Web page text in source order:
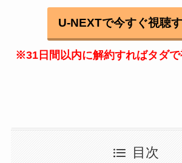
U-NEXTで今すぐ視聴
※31日間以内に解約すればタダで
目次